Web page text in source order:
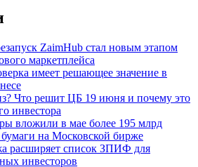
ZaimHub стал новым этапом
маркетплейса
имеет решающее значение в
Что решит ЦБ 19 июня и почему это
инвестора
вложили в мае более 195 млрд
на Московской бирже
расширяет список ЗПИФ для
инвесторов